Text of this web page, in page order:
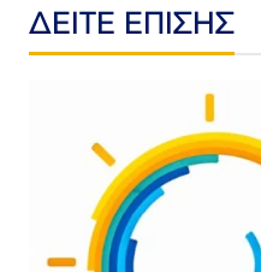
ΔΕΙΤΕ ΕΠΙΣΗΣ